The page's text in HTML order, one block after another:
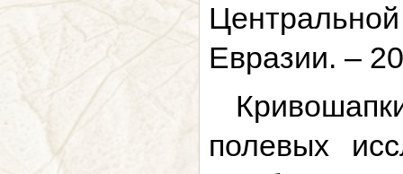
Евразии. –
полевых